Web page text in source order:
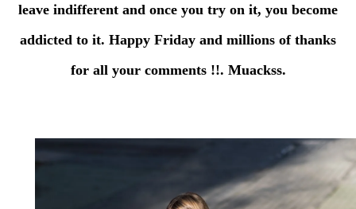
leave indifferent and once you try on it, you become
addicted to it. Happy Friday and millions of thanks
for all your comments !!. Muackss.